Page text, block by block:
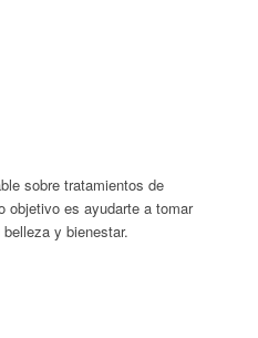
sobre tratamientos de
objetivo es ayudarte a tomar
y bienestar.